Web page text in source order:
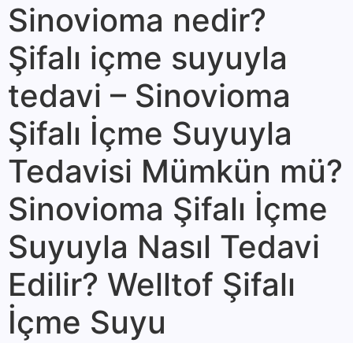
Sinovioma nedir?
Şifalı içme suyuyla
tedavi – Sinovioma
Şifalı İçme Suyuyla
Tedavisi Mümkün mü?
Sinovioma Şifalı İçme
Suyuyla Nasıl Tedavi
Edilir? Welltof Şifalı
İçme Suyu